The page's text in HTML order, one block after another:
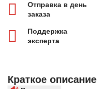
Отправка в день
заказа
Поддержка
эксперта
Краткое описание